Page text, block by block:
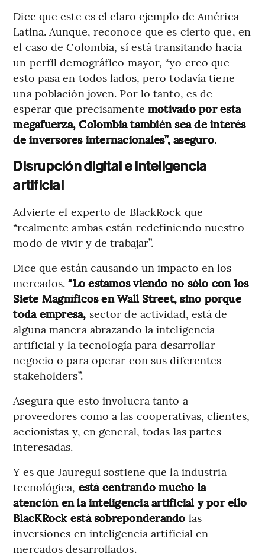
Dice que este es el claro ejemplo de América
Latina. Aunque, reconoce que es cierto que, en
el caso de Colombia, sí está transitando hacia
un perfil demográfico mayor, “yo creo que
esto pasa en todos lados, pero todavía tiene
una población joven. Por lo tanto, es de
esperar que precisamente motivado por esta
megafuerza, Colombia también sea de interés
de inversores internacionales”, aseguró.
Disrupción digital e inteligencia
artificial
Advierte el experto de BlackRock que
“realmente ambas están redefiniendo nuestro
modo de vivir y de trabajar”.
Dice que están causando un impacto en los
mercados.“Lo estamos viendo no sólo con los
Siete Magníficos en Wall Street, sino porque
toda empresa, sector de actividad, está de
alguna manera abrazando la inteligencia
artificial y la tecnología para desarrollar
negocio o para operar con sus diferentes
stakeholders”.
Asegura que esto involucra tanto a
proveedores como a las cooperativas, clientes,
accionistas y, en general, todas las partes
interesadas.
Y es que Jauregui sostiene que la industria
tecnológica, está centrando mucho la
atención en la inteligencia artificial y por ello
BlacKRock está sobreponderando las
inversiones en inteligencia artificial en
mercados desarrollados.